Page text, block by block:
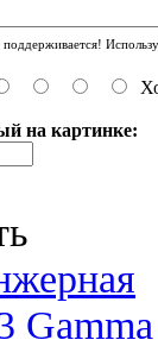
на картинке: